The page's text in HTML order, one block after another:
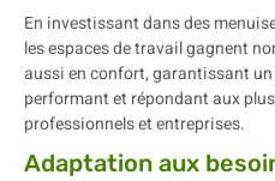
En investissant dans des
les espaces de travail gagnent
aussi en confort, garantissant
performant et répondant aux
professionnels et entreprises.
Adaptation aux